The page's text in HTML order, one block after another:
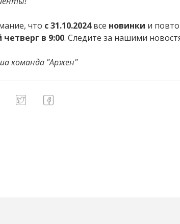
что с 31.10.2024все новинки и
в 9:00. Следите за нашими
команда "Аржен"